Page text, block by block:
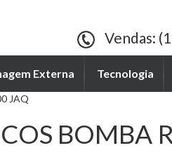
Vendas:
Externa Tecnologia
JAQ
BOMBA